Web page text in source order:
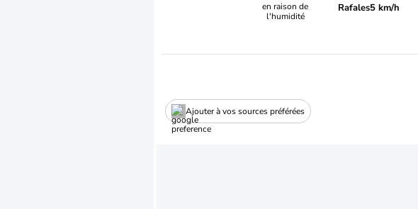
en raison de
l'humidité
Rafales5 km/h
Ajouter à vos sources préférées